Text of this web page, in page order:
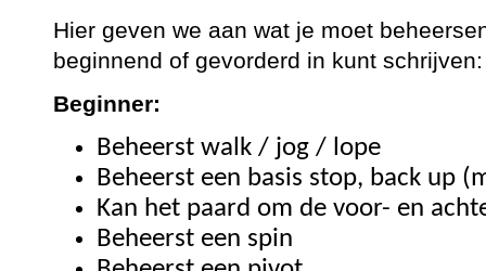
Hier geven we aan wat je moet
beginnend of gevorderd in kunt schrijven:
Beginner:
Beheerst walk / jog / lope
Beheerst een basis stop, back up
Kan het paard om de voor- en
Beheerst een spin